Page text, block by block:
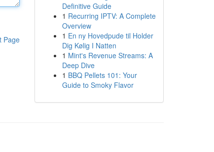
Page
Definitive Guide
1 Recurring IPTV: A Complete
Overview
1 En ny Hovedpude til Holder
Dig Kølig I Natten
1 Mint's Revenue Streams: A
Deep Dive
1 BBQ Pellets 101: Your
Guide to Smoky Flavor